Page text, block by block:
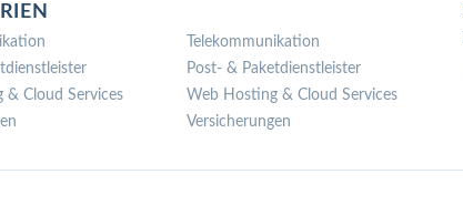
& Cloud Services
Telekommunikation
Post- & Paketdienstleister
Web Hosting & Cloud Services
Versicherungen